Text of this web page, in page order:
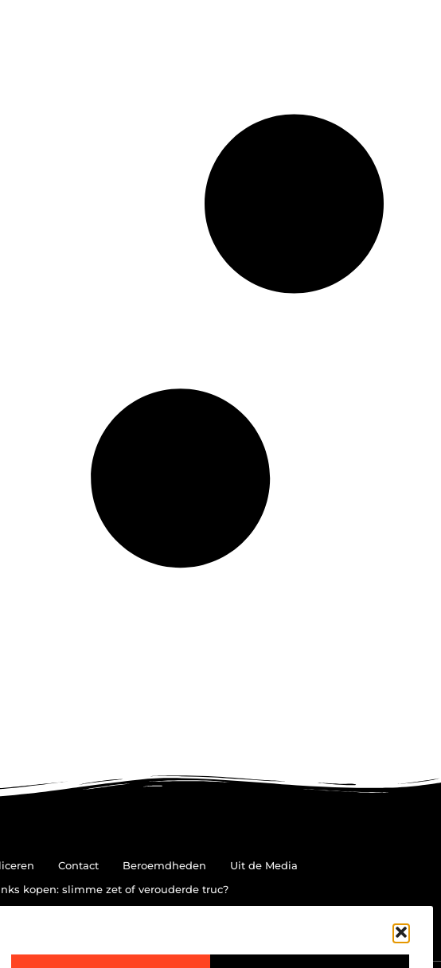
Contact Beroemdheden
Uit de Media
kopen: slimme zet of verouderde truc?